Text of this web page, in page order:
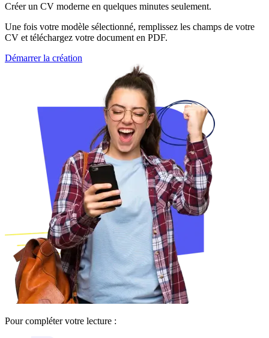
Créer un CV moderne en quelques minutes seulement.
Une fois votre modèle sélectionné, remplissez les champs de votre
CV et téléchargez votre document en PDF.
Démarrer la création
Pour compléter votre lecture :